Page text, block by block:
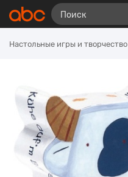
Настольные игры и творчество